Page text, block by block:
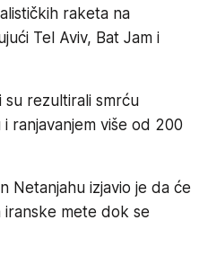
raketa na
Tel Aviv, Bat Jam i
su rezultirali smrću
ranjavanjem više od 200
Netanjahu izjavio je da će
iranske mete dok se